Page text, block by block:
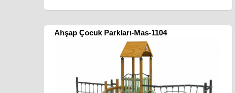
Ahşap Çocuk Parkları-Mas-1104